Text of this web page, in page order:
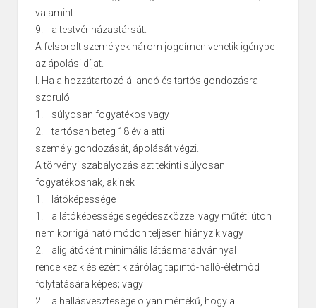
valamint
9. a testvér házastársát.
A felsorolt személyek három jogcímen vehetik igénybe
az ápolási díjat.
I. Ha a hozzátartozó állandó és tartós gondozásra
szoruló
1. súlyosan fogyatékos vagy
2. tartósan beteg 18 év alatti
személy gondozását, ápolását végzi.
A törvényi szabályozás azt tekinti súlyosan
fogyatékosnak, akinek
1. látóképessége
1. a látóképessége segédeszközzel vagy műtéti úton
nem korrigálható módon teljesen hiányzik vagy
2. aliglátóként minimális látásmaradvánnyal
rendelkezik és ezért kizárólag tapintó-halló-életmód
folytatására képes; vagy
2. a hallásvesztesége olyan mértékű, hogy a